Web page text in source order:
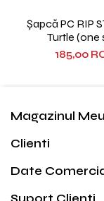
Șapcă PC RIP
Turtle (one
185,00
Magazinul Meu
Clienti
Date